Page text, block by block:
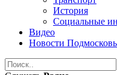
История
Социальные
Видео
Новости